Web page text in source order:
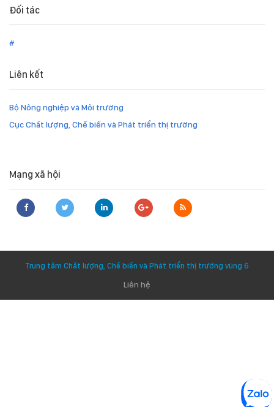
Đối tác
#
Liên kết
Bộ Nông nghiệp và Môi trường
Cục Chất lượng, Chế biến và Phát triển thị trường
Mạng xã hội
Trung tâm Chất lượng, Chế biến và Phát triển thị trường vùng 6
Liên hệ